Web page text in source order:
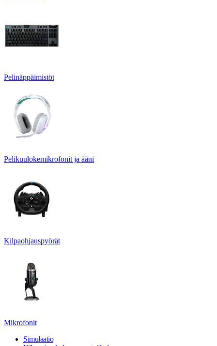
Pelinäppäimistöt
Pelikuulokemikrofonit ja ääni
Kilpaohjauspyörät
Mikrofonit
Simulaatio